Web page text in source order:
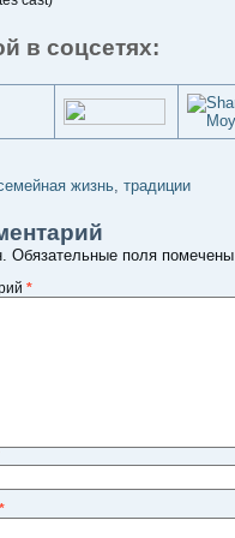
в соцсетях:
жизнь, традиции
Обязательные поля
*
*